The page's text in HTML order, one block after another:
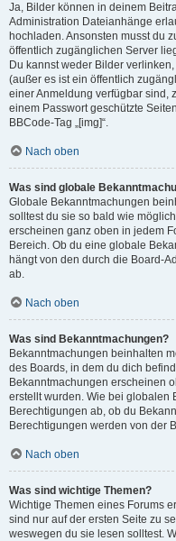
Ja, Bilder können in deinem
Administration Dateianhänge
hochladen. Ansonsten musst du
öffentlich zugänglichen Server
Du kannst weder Bilder
(außer es ist ein öffentlich
einer Anmeldung verfügbar sind,
einem Passwort geschützte
BBCode-Tag „[img]“.
Nach oben
Was sind globale
Globale Bekanntmachungen
solltest du sie so bald wie
erscheinen ganz oben in jedem
Bereich. Ob du eine globale
hängt von den durch die Board-
ab.
Nach oben
Was sind Bekanntmachungen?
Bekanntmachungen beinhalten
des Boards, in dem du dich
Bekanntmachungen erscheinen
erstellt wurden. Wie bei globalen
Berechtigungen ab, ob du
Berechtigungen werden von der
Nach oben
Was sind wichtige Themen?
Wichtige Themen eines Forums
sind nur auf der ersten Seite zu
weswegen du sie lesen solltest.